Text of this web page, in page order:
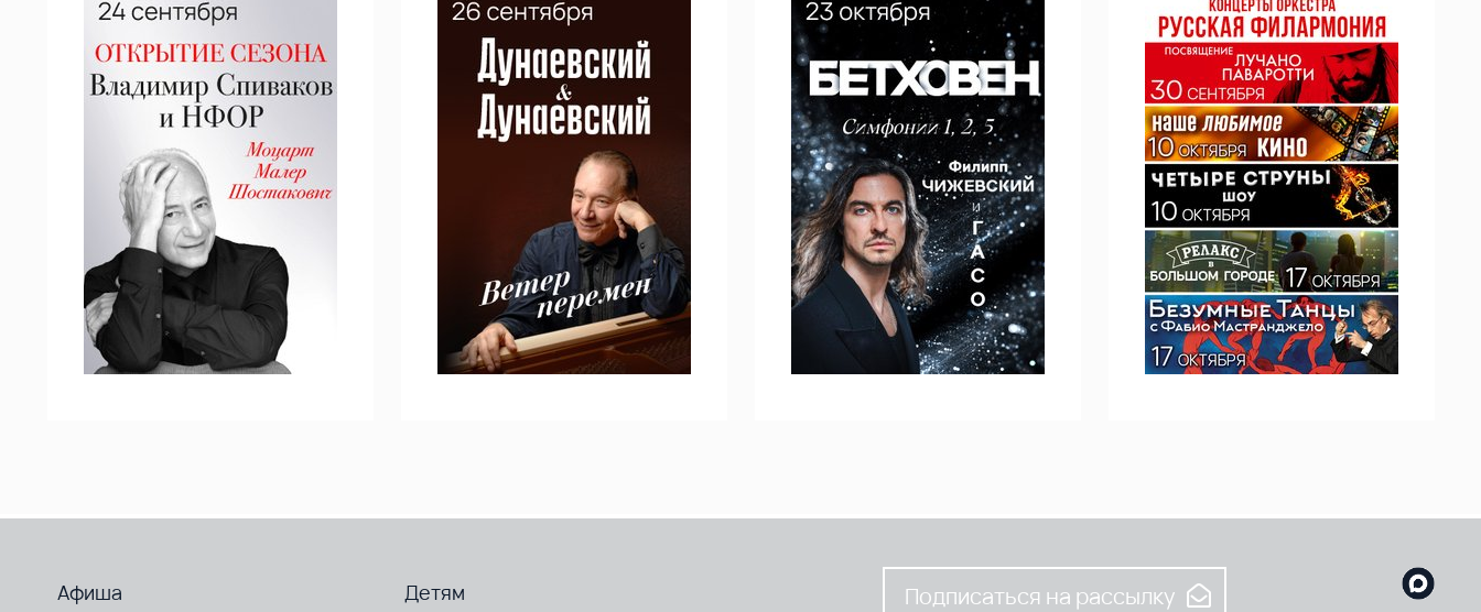
Афиша Детям Подписаться на рассылку